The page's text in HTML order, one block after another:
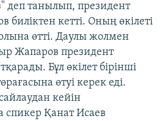
деп танылып, президент
биліктен кетті. Оның өкілеті
өтті. Даулы жолмен
Жапаров президент
Бұл өкілет бірінші
өтуі керек еді.
кейін
спикер Қанат Исаев